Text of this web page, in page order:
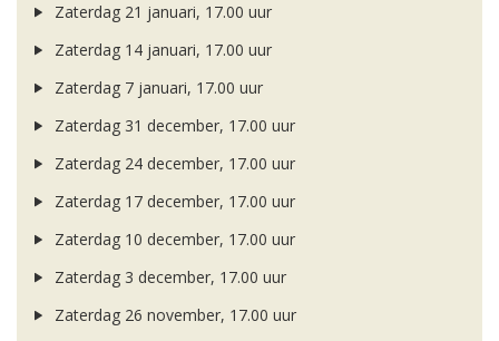
Zaterdag 21 januari, 17.00 uur
Zaterdag 14 januari, 17.00 uur
Zaterdag 7 januari, 17.00 uur
Zaterdag 31 december, 17.00 uur
Zaterdag 24 december, 17.00 uur
Zaterdag 17 december, 17.00 uur
Zaterdag 10 december, 17.00 uur
Zaterdag 3 december, 17.00 uur
Zaterdag 26 november, 17.00 uur